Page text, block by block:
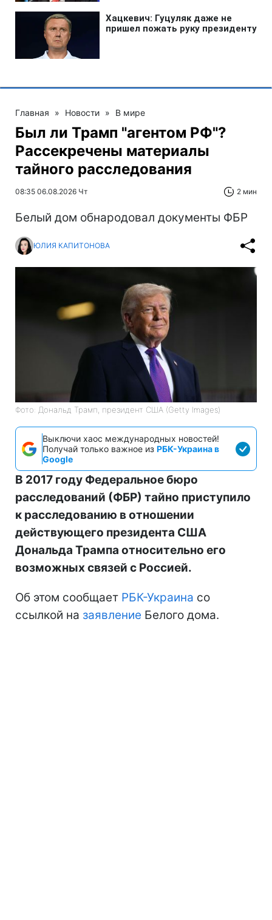
Главная » Новости » В мире
Был ли Трамп "агентом РФ"?
Рассекречены материалы
тайного расследования
08:35 06.08.2026 Чт 2 мин
Белый дом обнародовал документы ФБР
ЮЛИЯ КАПИТОНОВА
Фото: Дональд Трамп, президент США (Getty Images)
Выключи хаос международных новостей!
Получай только важное из РБК-Украина в
Google
В 2017 году Федеральное бюро
расследований (ФБР) тайно приступило
к расследованию в отношении
действующего президента США
Дональда Трампа относительно его
возможных связей с Россией.
Об этом сообщает РБК-Украина со
ссылкой на заявление Белого дома.